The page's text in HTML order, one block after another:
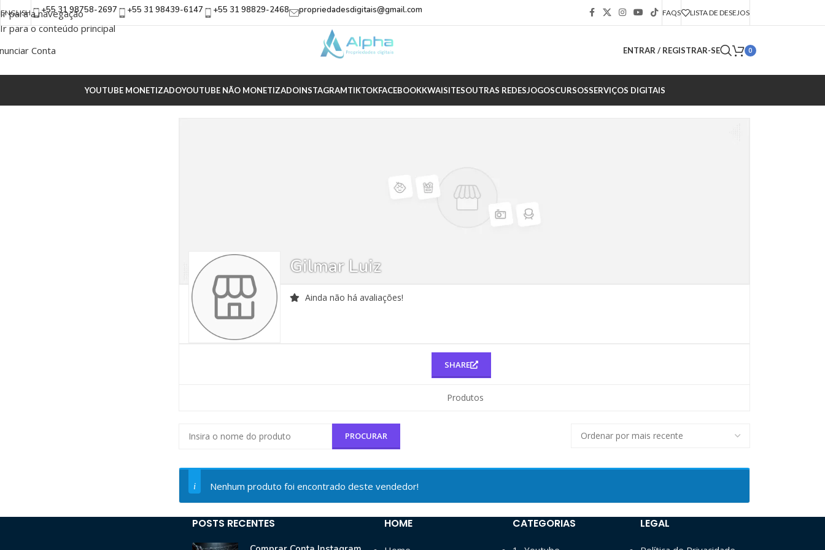
Ir para a navegação
Ir para o conteúdo principal
ENGLISH +55 31 98758-2697 +55 31 98439-6147 +55 31 98829-2468 propriedadesdigitais@gmail.com FAQS LISTA DE DESEJOS
Conta ENTRAR / REGISTRAR-SE 0
YOUTUBE MONETIZADOYOUTUBE NÃO MONETIZADOINSTAGRAMTIKTOKFACEBOOKKWAISITESOUTRAS REDESJOGOSCURSOSSERVIÇOS DIGITAIS
Gilmar Luiz
Ainda não há avaliações!
SHARE
Produtos
Nenhum produto foi encontrado deste vendedor!
POSTS RECENTES HOME CATEGORIAS LEGAL